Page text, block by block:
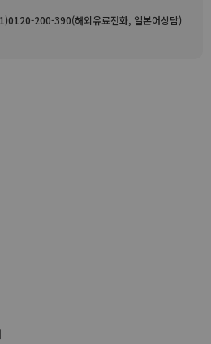
200-390(해외유료전화, 일본어상담)